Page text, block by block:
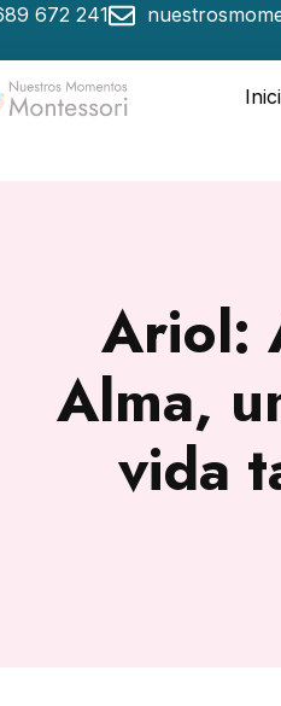
672 241
Ariol:
Alma,
vida